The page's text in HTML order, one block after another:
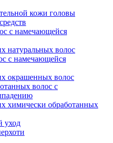
кожи головы
с намечающейся
натуральных волос
с намечающейся
окрашенных волос
волос с
химически обработанных
уход